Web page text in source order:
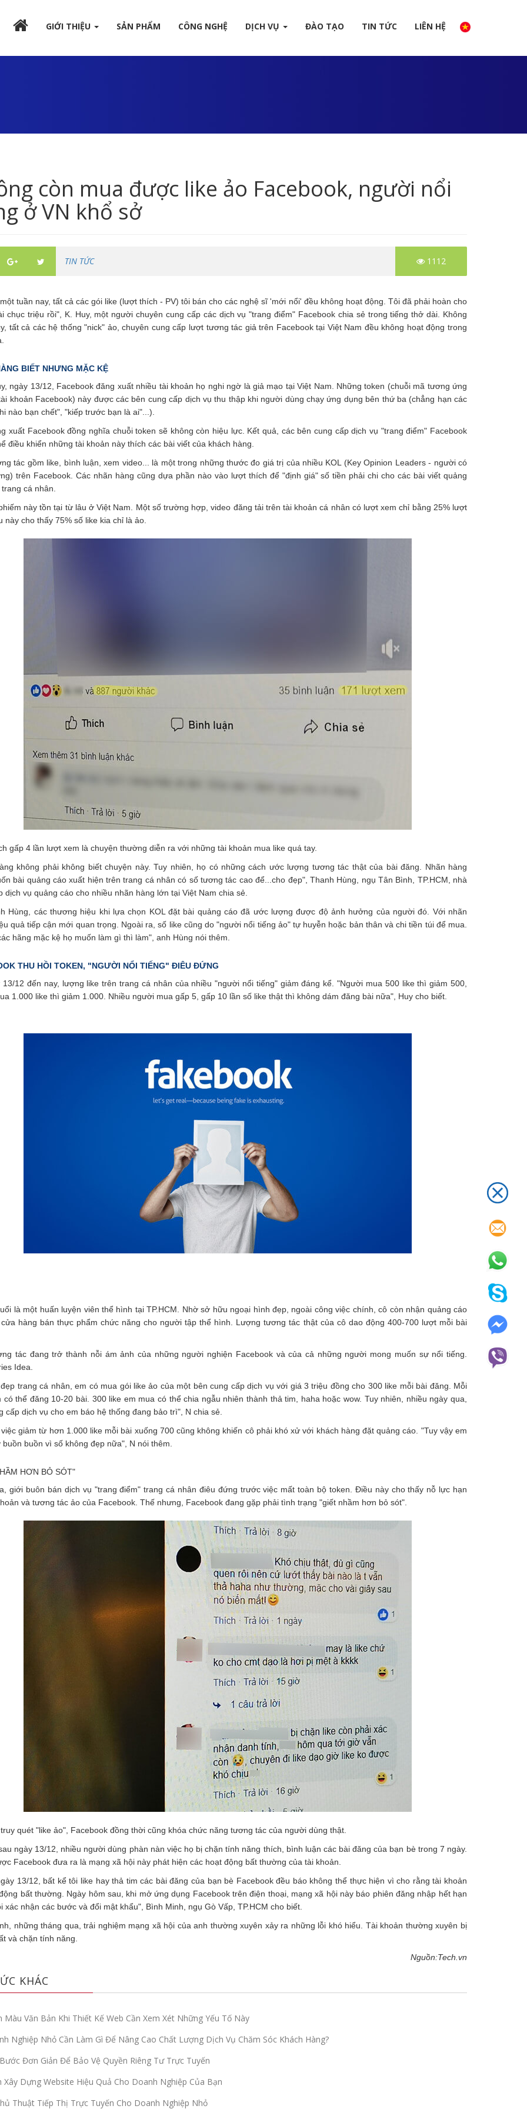
GIỚI THIỆU SẢN PHẨM CÔNG NGHỆ DỊCH VỤ ĐÀO TẠO TIN TỨC LIÊN HỆ
còn mua được like ảo Facebook, người nổi
ở VN khổ sở
TIN TỨC 1112
tuần nay, tất cả các gói like (lượt thích - PV) tôi bán cho các nghệ sĩ 'mới nổi' đều không hoạt động. Tôi đã phải hoàn cho
chục triệu rồi", K. Huy, một người chuyên cung cấp các dịch vụ "trang điểm" Facebook chia sẻ trong tiếng thở dài. Không
tất cả các hệ thống "nick" ảo, chuyên cung cấp lượt tương tác giả trên Facebook tại Việt Nam đều không hoạt động trong
BIẾT NHƯNG MẶC KỆ
ngày 13/12, Facebook đăng xuất nhiều tài khoản họ nghi ngờ là giả mạo tại Việt Nam. Những token (chuỗi mã tương ứng
khoản Facebook) này được các bên cung cấp dịch vụ thu thập khi người dùng chạy ứng dụng bên thứ ba (chẳng hạn các
nào bạn chết", "kiếp trước bạn là ai"...).
xuất Facebook đồng nghĩa chuỗi token sẽ không còn hiệu lực. Kết quả, các bên cung cấp dịch vụ "trang điểm" Facebook
điều khiển những tài khoản này thích các bài viết của khách hàng.
tác gồm like, bình luận, xem video... là một trong những thước đo giá trị của nhiều KOL (Key Opinion Leaders - người có
trên Facebook. Các nhãn hàng cũng dựa phần nào vào lượt thích để "định giá" số tiền phải chi cho các bài viết quảng
cá nhân.
này tồn tại từ lâu ở Việt Nam. Một số trường hợp, video đăng tải trên tài khoản cá nhân có lượt xem chỉ bằng 25% lượt
này cho thấy 75% số like kia chỉ là ảo.
gấp 4 lần lượt xem là chuyện thường diễn ra với những tài khoản mua like quá tay.
không phải không biết chuyện này. Tuy nhiên, họ có những cách ước lượng tương tác thật của bài đăng. Nhãn hàng
bài quảng cáo xuất hiện trên trang cá nhân có số tương tác cao để...cho đẹp", Thanh Hùng, ngụ Tân Bình, TP.HCM, nhà
dịch vụ quảng cáo cho nhiều nhãn hàng lớn tại Việt Nam chia sẻ.
Hùng, các thương hiệu khi lựa chọn KOL đặt bài quảng cáo đã ước lượng được độ ảnh hưởng của người đó. Với nhãn
quả tiếp cận mới quan trọng. Ngoài ra, số like cũng do "người nổi tiếng ảo" tự huyễn hoặc bản thân và chi tiền túi để mua.
hãng mặc kệ họ muốn làm gì thì làm", anh Hùng nói thêm.
THU HỒI TOKEN, "NGƯỜI NỔI TIẾNG" ĐIÊU ĐỨNG
13/12 đến nay, lượng like trên trang cá nhân của nhiều "người nổi tiếng" giảm đáng kể. "Người mua 500 like thì giảm 500,
1.000 like thì giảm 1.000. Nhiều người mua gấp 5, gấp 10 lần số like thật thì không dám đăng bài nữa", Huy cho biết.
là một huấn luyện viên thể hình tại TP.HCM. Nhờ sở hữu ngoại hình đẹp, ngoài công việc chính, cô còn nhận quảng cáo
hàng bán thực phẩm chức năng cho người tập thể hình. Lượng tương tác thật của cô dao động 400-700 lượt mỗi bài
tác đang trở thành nỗi ám ảnh của những người nghiện Facebook và của cả những người mong muốn sự nổi tiếng.
Idea.
trang cá nhân, em có mua gói like ảo của một bên cung cấp dịch vụ với giá 3 triệu đồng cho 300 like mỗi bài đăng. Mỗi
có thể đăng 10-20 bài. 300 like em mua có thể chia ngẫu nhiên thành thả tim, haha hoặc wow. Tuy nhiên, nhiều ngày qua,
cấp dịch vụ cho em báo hệ thống đang bảo trì", N chia sẻ.
giảm từ hơn 1.000 like mỗi bài xuống 700 cũng không khiến cô phải khó xử với khách hàng đặt quảng cáo. "Tuy vậy em
buồn buồn vì số không đẹp nữa", N nói thêm.
HƠN BỎ SÓT"
giới buôn bán dịch vụ "trang điểm" trang cá nhân điêu đứng trước việc mất toàn bộ token. Điều này cho thấy nỗ lực hạn
và tương tác ảo của Facebook. Thế nhưng, Facebook đang gặp phải tình trạng "giết nhầm hơn bỏ sót".
quét "like ảo", Facebook đồng thời cũng khóa chức năng tương tác của người dùng thật.
ngày 13/12, nhiều người dùng phàn nàn việc họ bị chặn tính năng thích, bình luận các bài đăng của bạn bè trong 7 ngày.
Facebook đưa ra là mạng xã hội này phát hiện các hoạt động bất thường của tài khoản.
13/12, bất kể tôi like hay thả tim các bài đăng của bạn bè Facebook đều báo không thể thực hiện vì cho rằng tài khoản
bất thường. Ngày hôm sau, khi mở ứng dụng Facebook trên điện thoại, mạng xã hội này báo phiên đăng nhập hết hạn
xác nhận các bước và đổi mật khẩu", Bình Minh, ngụ Gò Vấp, TP.HCM cho biết.
những tháng qua, trải nghiệm mạng xã hội của anh thường xuyên xảy ra những lỗi khó hiểu. Tài khoản thường xuyên bị
và chặn tính năng.
Nguồn:Tech.vn
KHÁC
Màu Văn Bản Khi Thiết Kế Web Cần Xem Xét Những Yếu Tố Này
Nghiệp Nhỏ Cần Làm Gì Để Nâng Cao Chất Lượng Dịch Vụ Chăm Sóc Khách Hàng?
Đơn Giản Để Bảo Vệ Quyền Riêng Tư Trực Tuyến
Xây Dựng Website Hiệu Quả Cho Doanh Nghiệp Của Bạn
Thuật Tiếp Thị Trực Tuyến Cho Doanh Nghiệp Nhỏ